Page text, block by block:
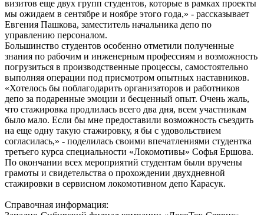
визитов еще двух групп студентов, которые в рамках проекты
мы ожидаем в сентябре и ноябре этого года,» - рассказывает
Евгения Пашкова, заместитель начальника депо по
управлению персоналом.
Большинство студентов особенно отметили полученные
знания по рабочим и инженерным профессиям и возможность
погрузиться в производственные процессы, самостоятельно
выполняя операции под присмотром опытных наставников.
«Хотелось бы поблагодарить организаторов и работников
депо за подаренные эмоции и бесценный опыт. Очень жаль,
что стажировка продлилась всего два дня, всем участникам
было мало. Если бы мне предоставили возможность съездить
на еще одну такую стажировку, я бы с удовольствием
согласилась,» - поделилась своими впечатлениями студентка
третьего курса специальности «Локомотивы» Софья Ершова.
По окончании всех мероприятий студентам были вручены
грамоты и свидетельства о прохождении двухдневной
стажировки в сервисном локомотивном депо Карасук.
Справочная информация: